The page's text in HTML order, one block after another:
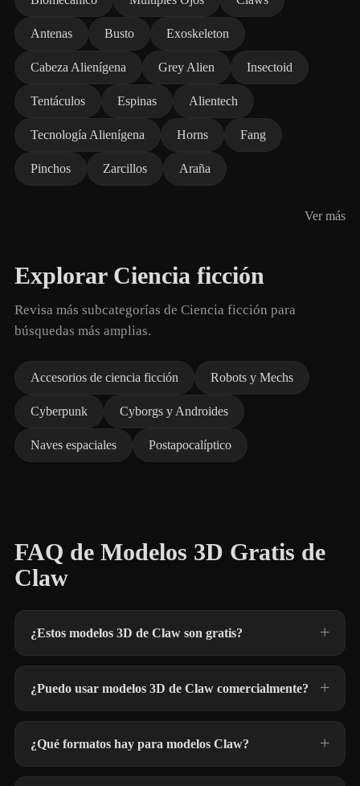
Antenas Busto Exoskeleton
Cabeza Alienígena Grey Alien Insectoid
Tentáculos Espinas Alientech
Tecnología Alienígena Horns Fang
Pinchos Zarcillos Araña
Ver más
Explorar Ciencia ficción
Revisa más subcategorías de Ciencia ficción para
búsquedas más amplias.
Accesorios de ciencia ficción Robots y Mechs
Cyberpunk Cyborgs y Androides
Naves espaciales Postapocalíptico
FAQ de Modelos 3D Gratis de
Claw
¿Estos modelos 3D de Claw son gratis?
¿Puedo usar modelos 3D de Claw comercialmente?
¿Qué formatos hay para modelos Claw?